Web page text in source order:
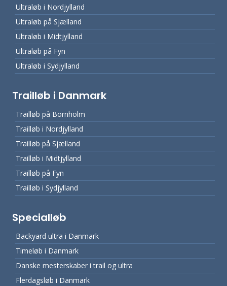
Ultraløb i Nordjylland
Ultraløb på Sjælland
Ultraløb i Midtjylland
Ultraløb på Fyn
Ultraløb i Sydjylland
Trailløb i Danmark
Trailløb på Bornholm
Trailløb i Nordjylland
Trailløb på Sjælland
Trailløb i Midtjylland
Trailløb på Fyn
Trailløb i Sydjylland
Specialløb
Backyard ultra i Danmark
Timeløb i Danmark
Danske mesterskaber i trail og ultra
Flerdagsløb i Danmark